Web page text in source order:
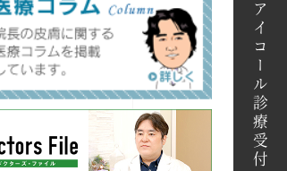
アイコール診療受付